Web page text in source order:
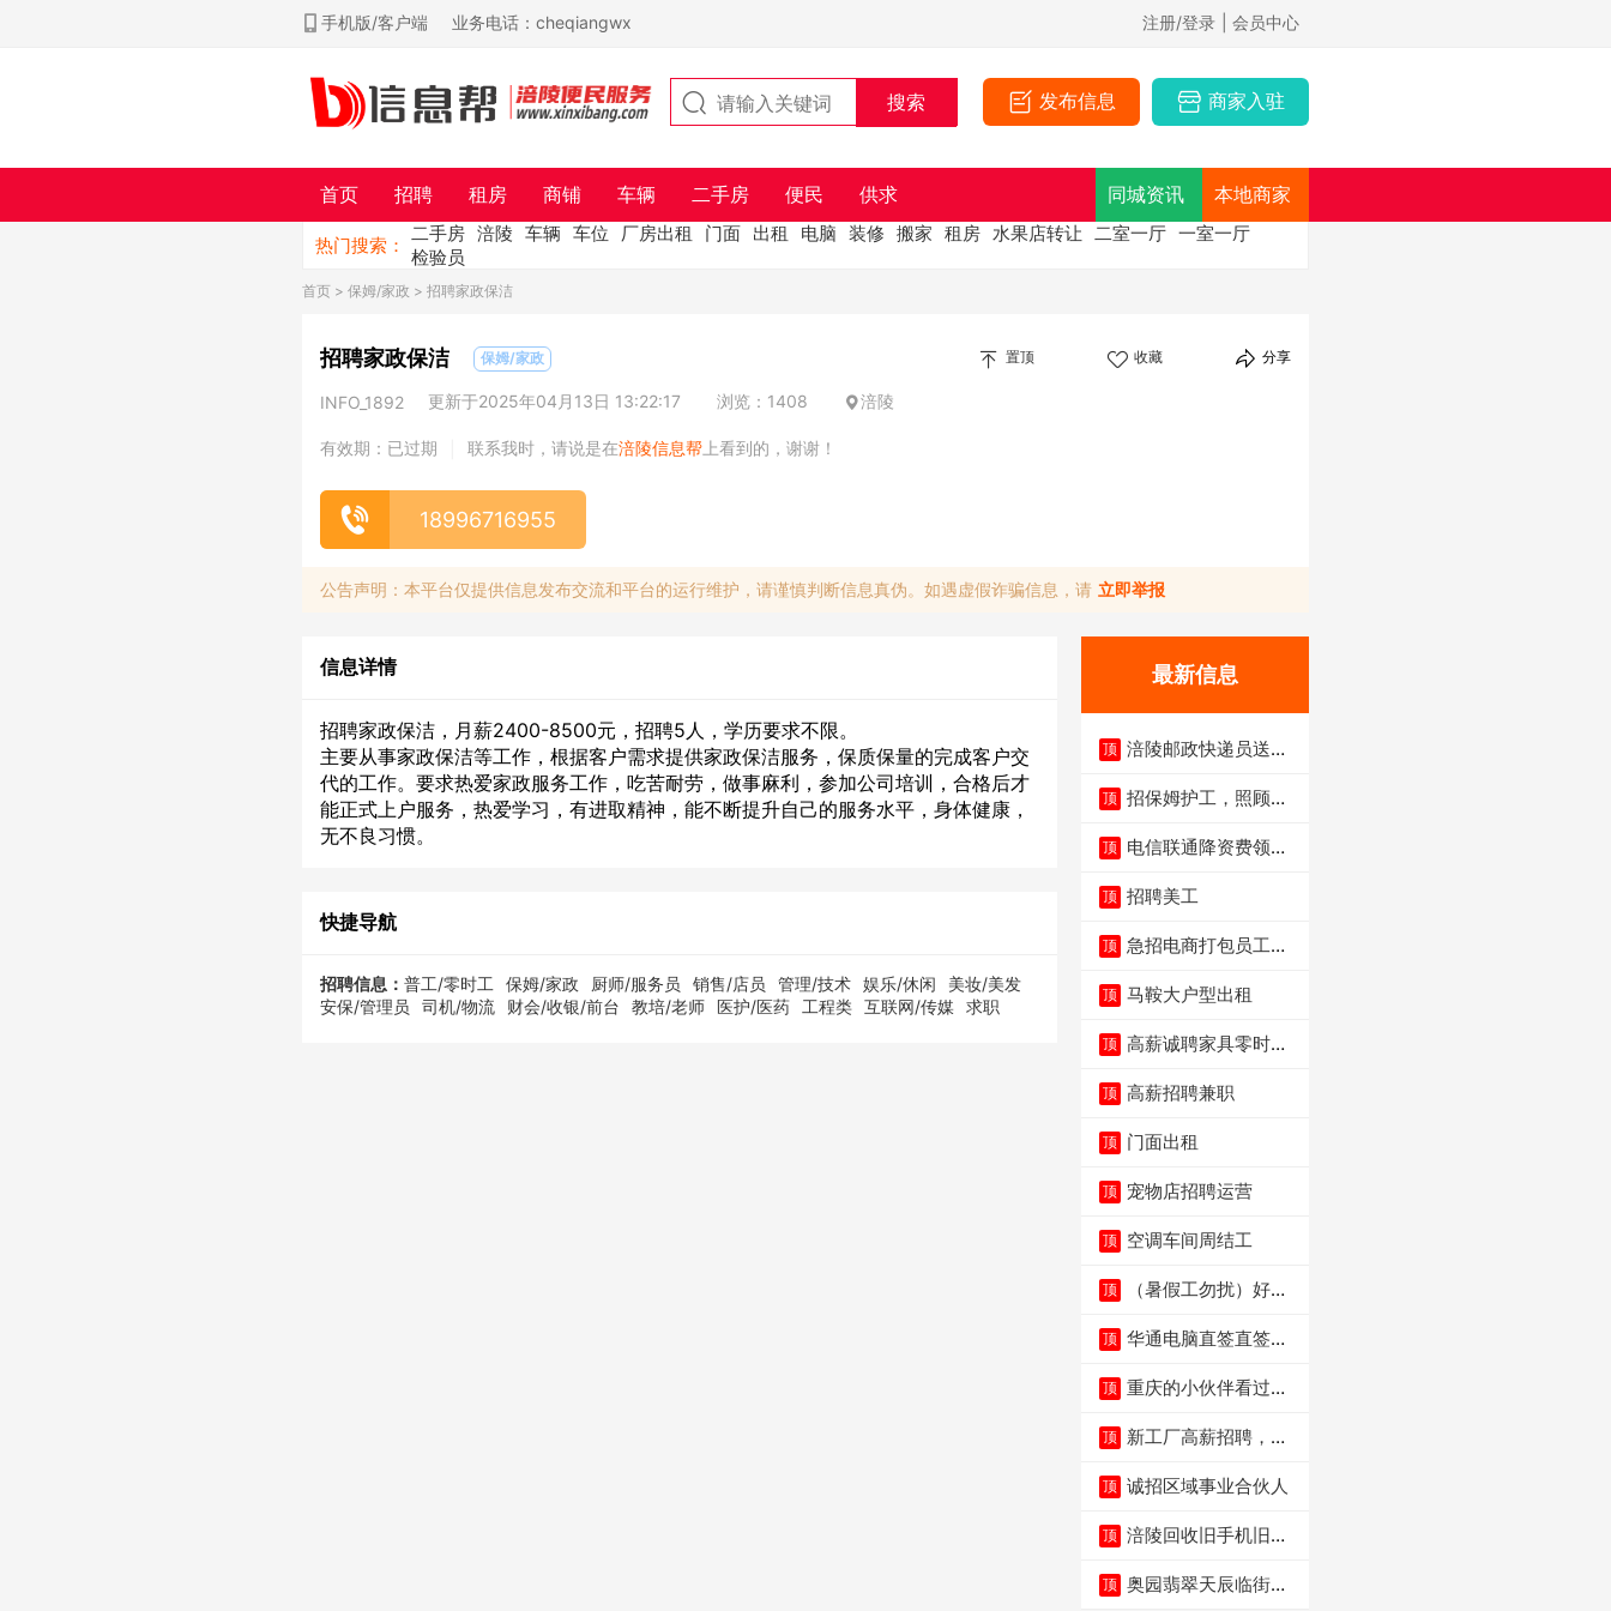
手机版/客户端 业务电话：cheqiangwx 注册/登录 | 会员中心
发布信息 商家入驻
首页 招聘 租房 商铺 车辆 二手房 便民 供求 同城资讯 本地商家
热门搜索：
二手房 涪陵 车辆 车位 厂房出租 门面 出租 电脑 装修 搬家 租房 水果店转让 二室一厅 一室一厅
检验员
首页 > 保姆/家政 > 招聘家政保洁
招聘家政保洁 保姆/家政 置顶 收藏 分享
INFO_1892 更新于2025年04月13日 13:22:17 浏览：1408 涪陵
有效期：已过期 联系我时，请说是在涪陵信息帮 上看到的，谢谢！
18996716955
公告声明：本平台仅提供信息发布交流和平台的运行维护，请谨慎判断信息真伪。如遇虚假诈骗信息，请 立即举报
信息详情
招聘家政保洁，月薪2400-8500元，招聘5人，学历要求不限。
主要从事家政保洁等工作，根据客户需求提供家政保洁服务，保质保量的完成客户交
代的工作。要求热爱家政服务工作，吃苦耐劳，做事麻利，参加公司培训，合格后才
能正式上户服务，热爱学习，有进取精神，能不断提升自己的服务水平，身体健康，
无不良习惯。
快捷导航
招聘信息： 普工/零时工 保姆/家政 厨师/服务员 销售/店员 管理/技术 娱乐/休闲
美妆/美发
安保/管理员
司机/物流 财会/收银/前台 教培/老师 医护/医药 工程类 互联网/传媒 求职
最新信息
顶 涪陵邮政快递员送货
顶 招保姆护工，照顾病
顶 电信联通降资费领价
顶 招聘美工
顶 急招电商打包员工作
顶 马鞍大户型出租
顶 高薪诚聘家具零时促
顶 高薪招聘兼职
顶 门面出租
顶 宠物店招聘运营
顶 空调车间周结工
顶
（暑假工勿扰）好想
顶 华通电脑直签直签直
顶 重庆的小伙伴看过
本
顶 新工厂高薪招聘，普
顶 诚招区域事业合伙人
顶 涪陵回收旧手机旧电
顶 奥园翡翠天辰临街餐